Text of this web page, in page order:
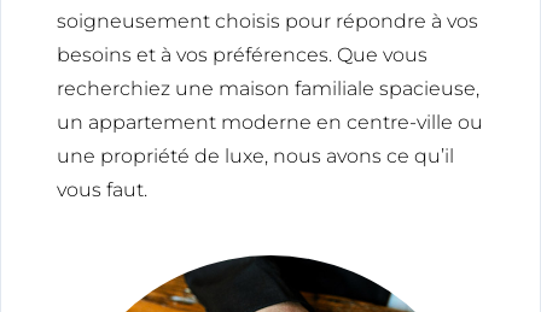
soigneusement choisis pour répondre à vos
besoins et à vos préférences. Que vous
recherchiez une maison familiale spacieuse,
un appartement moderne en centre-ville ou
une propriété de luxe, nous avons ce qu’il
vous faut.